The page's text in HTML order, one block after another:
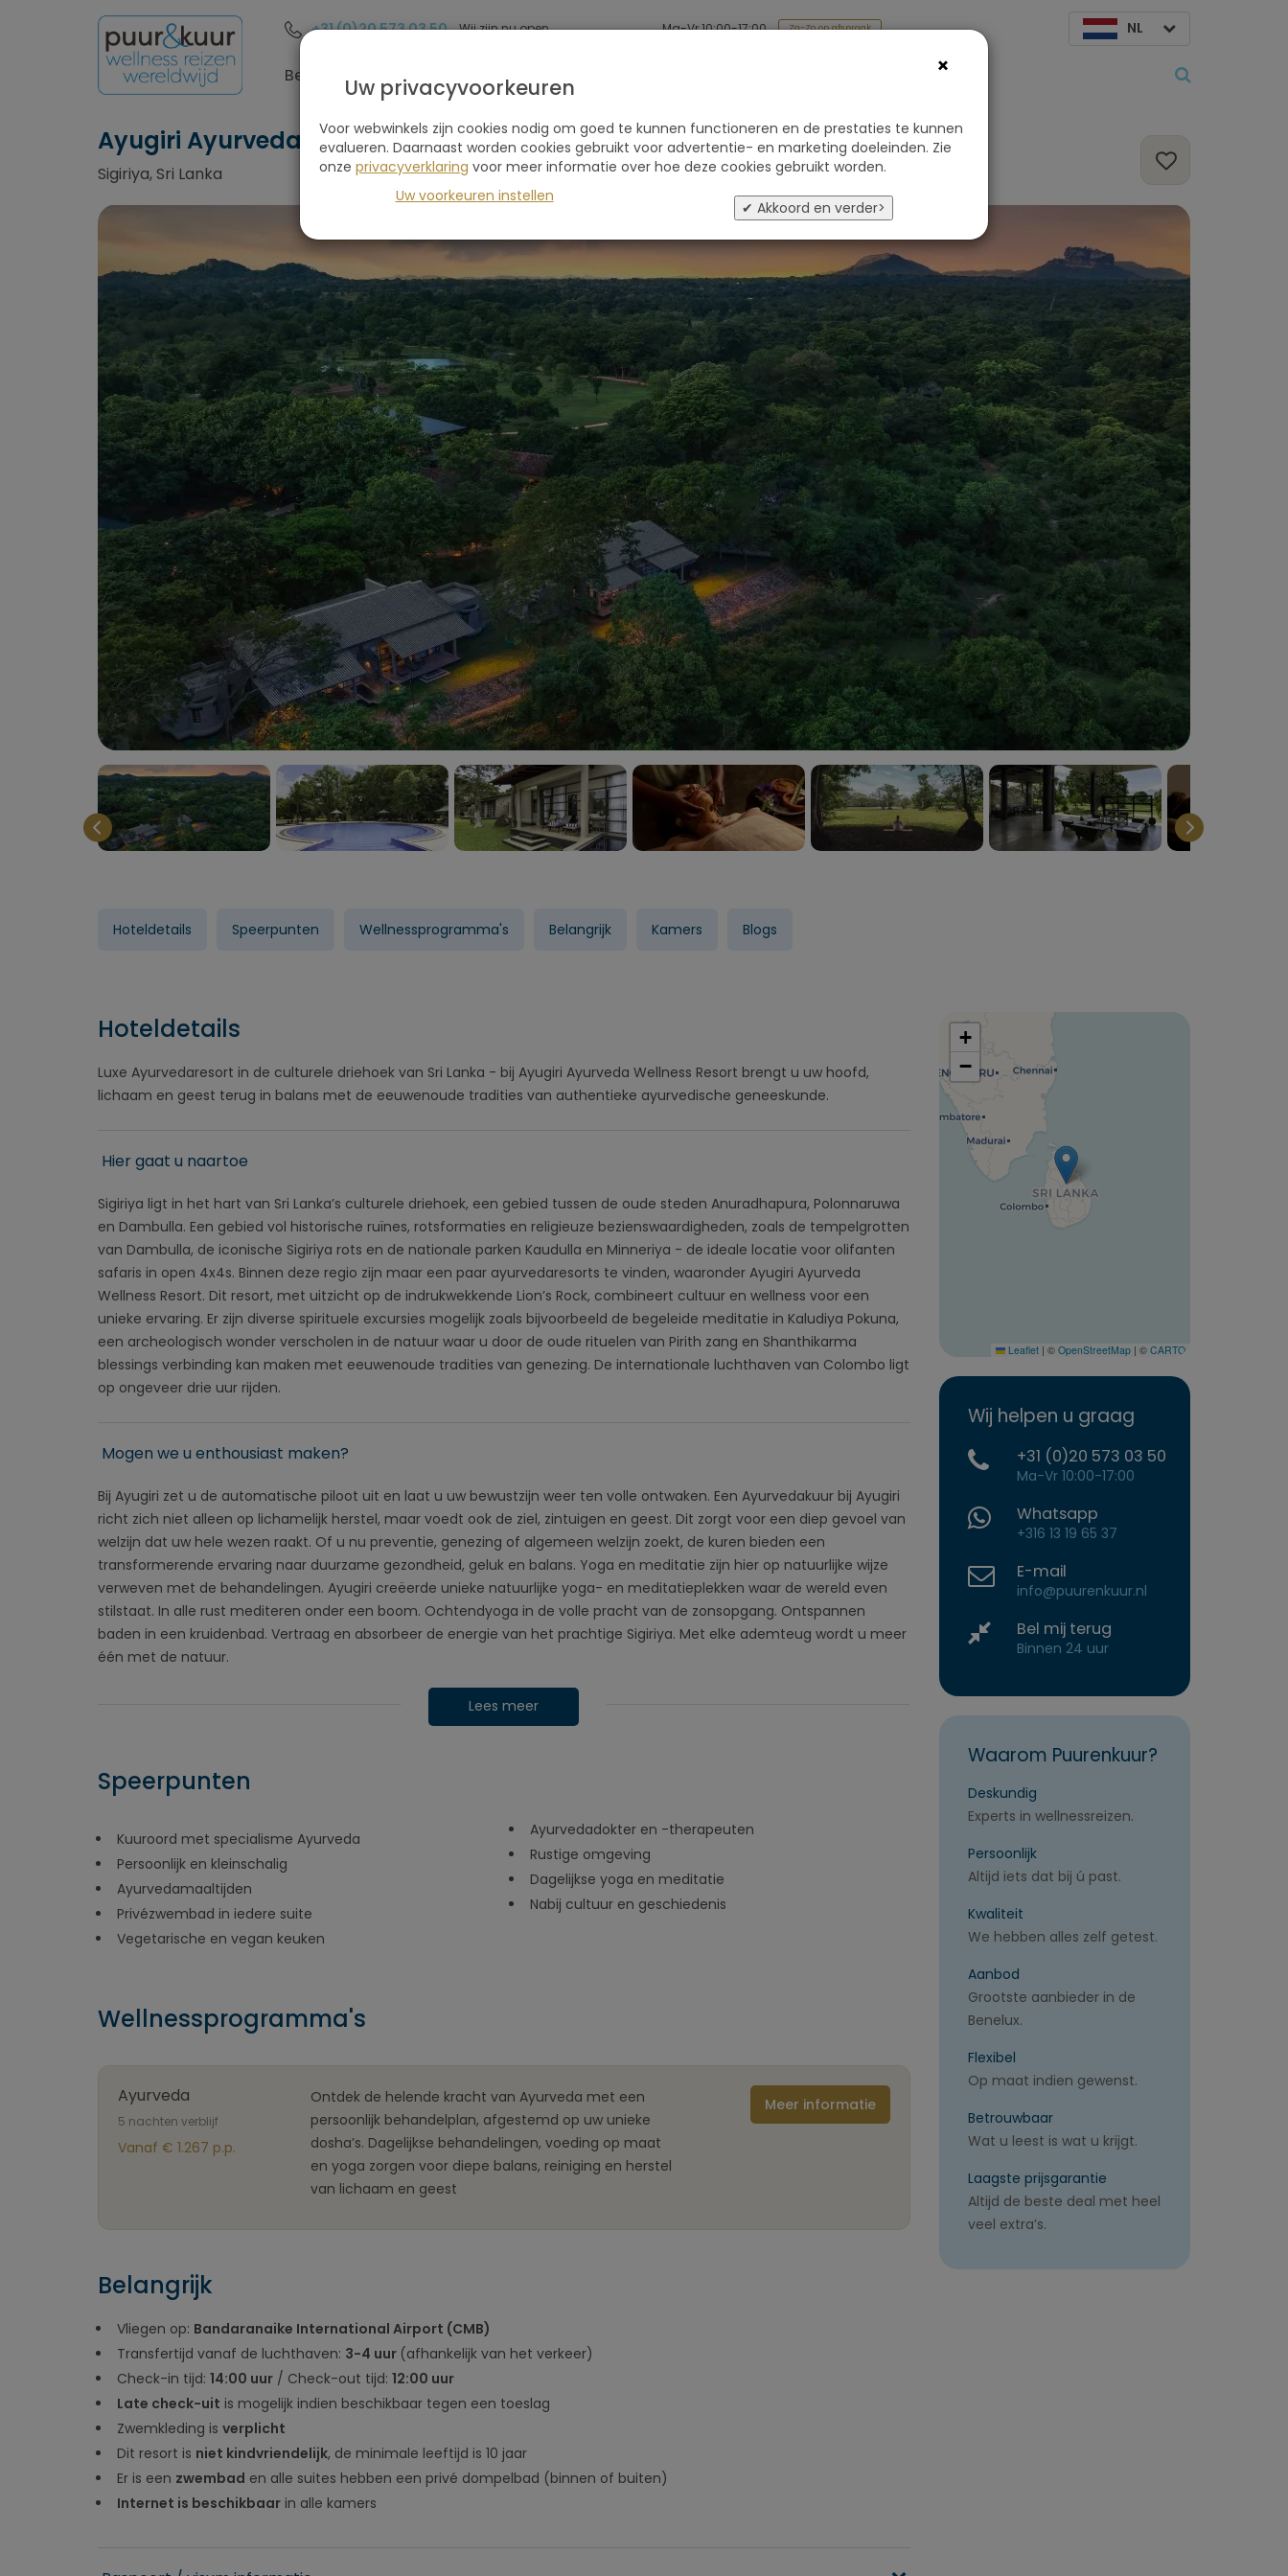
+31 (0)20 573 03 50 Wij zijn nu open Ma-Vr 10:00-17:00 Za-Zo op afspraak NL
Bestemmingen Soort reis Over ons
Ayugiri Ayurveda Wellness Resort
Sigiriya, Sri Lanka
Hoteldetails Speerpunten Wellnessprogramma's Belangrijk Kamers Blogs
Hoteldetails
Luxe Ayurvedaresort in de culturele driehoek van Sri Lanka - bij Ayugiri Ayurveda Wellness Resort brengt u uw hoofd,
lichaam en geest terug in balans met de eeuwenoude tradities van authentieke ayurvedische geneeskunde.
Hier gaat u naartoe
Sigiriya ligt in het hart van Sri Lanka’s culturele driehoek, een gebied tussen de oude steden Anuradhapura, Polonnaruwa
en Dambulla. Een gebied vol historische ruïnes, rotsformaties en religieuze bezienswaardigheden, zoals de tempelgrotten
van Dambulla, de iconische Sigiriya rots en de nationale parken Kaudulla en Minneriya - de ideale locatie voor olifanten
safaris in open 4x4s. Binnen deze regio zijn maar een paar ayurvedaresorts te vinden, waaronder Ayugiri Ayurveda
Wellness Resort. Dit resort, met uitzicht op de indrukwekkende Lion’s Rock, combineert cultuur en wellness voor een
unieke ervaring. Er zijn diverse spirituele excursies mogelijk zoals bijvoorbeeld de begeleide meditatie in Kaludiya Pokuna,
een archeologisch wonder verscholen in de natuur waar u door de oude rituelen van Pirith zang en Shanthikarma
blessings verbinding kan maken met eeuwenoude tradities van genezing. De internationale luchthaven van Colombo ligt
op ongeveer drie uur rijden.
Mogen we u enthousiast maken?
Bij Ayugiri zet u de automatische piloot uit en laat u uw bewustzijn weer ten volle ontwaken. Een Ayurvedakuur bij Ayugiri
richt zich niet alleen op lichamelijk herstel, maar voedt ook de ziel, zintuigen en geest. Dit zorgt voor een diep gevoel van
welzijn dat uw hele wezen raakt. Of u nu preventie, genezing of algemeen welzijn zoekt, de kuren bieden een
transformerende ervaring naar duurzame gezondheid, geluk en balans. Yoga en meditatie zijn hier op natuurlijke wijze
verweven met de behandelingen. Ayugiri creëerde unieke natuurlijke yoga- en meditatieplekken waar de wereld even
stilstaat. In alle rust mediteren onder een boom. Ochtendyoga in de volle pracht van de zonsopgang. Ontspannen
baden in een kruidenbad. Vertraag en absorbeer de energie van het prachtige Sigiriya. Met elke ademteug wordt u meer
één met de natuur.
Lees meer
Speerpunten
Kuuroord met specialisme Ayurveda
Persoonlijk en kleinschalig
Ayurvedamaaltijden
Privézwembad in iedere suite
Vegetarische en vegan keuken
Ayurvedadokter en -therapeuten
Rustige omgeving
Dagelijkse yoga en meditatie
Nabij cultuur en geschiedenis
Wellnessprogramma's
Ayurveda
5 nachten verblijf
Vanaf € 1.267 p.p.
Ontdek de helende kracht van Ayurveda met een
persoonlijk behandelplan, afgestemd op uw unieke
dosha’s. Dagelijkse behandelingen, voeding op maat
en yoga zorgen voor diepe balans, reiniging en herstel
van lichaam en geest
Meer informatie
Belangrijk
Vliegen op: Bandaranaike International Airport (CMB)
Transfertijd vanaf de luchthaven: 3-4 uur (afhankelijk van het verkeer)
Check-in tijd: 14:00 uur / Check-out tijd: 12:00 uur
Late check-uit is mogelijk indien beschikbaar tegen een toeslag
Zwemkleding is verplicht
Dit resort is niet kindvriendelijk, de minimale leeftijd is 10 jaar
Er is een zwembad en alle suites hebben een privé dompelbad (binnen of buiten)
Internet is beschikbaar in alle kamers
+
−
Leaflet | © OpenStreetMap | © CARTO
Wij helpen u graag
+31 (0)20 573 03 50
Ma-Vr 10:00-17:00
Whatsapp
+316 13 19 65 37
E-mail
info@puurenkuur.nl
Bel mij terug
Binnen 24 uur
Waarom Puurenkuur?
Deskundig
Experts in wellnessreizen.
Persoonlijk
Altijd iets dat bij ú past.
Kwaliteit
We hebben alles zelf getest.
Aanbod
Grootste aanbieder in de
Benelux.
Flexibel
Op maat indien gewenst.
Betrouwbaar
Wat u leest is wat u krijgt.
Laagste prijsgarantie
Altijd de beste deal met heel
veel extra’s.
×
Uw privacyvoorkeuren
Voor webwinkels zijn cookies nodig om goed te kunnen functioneren en de prestaties te kunnen
evalueren. Daarnaast worden cookies gebruikt voor advertentie- en marketing doeleinden. Zie
onze privacyverklaring voor meer informatie over hoe deze cookies gebruikt worden.
Uw voorkeuren instellen
✔ Akkoord en verder>